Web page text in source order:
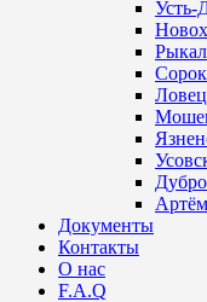
Усть-
Документы
Контакты
О нас
F.A.Q